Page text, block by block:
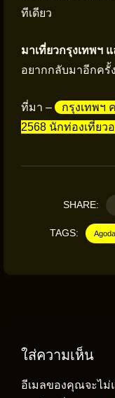
ทีเดียว
มาเที่ยวกรุงเทพฯ
อยากกลับมาอีกครั้
ที่มา –
กรุงเทพฯ
2568 นักท่องเที่ย
SHARE:
TAGS: Agoda
ใส่ความเห็น
อีเมลของคุณจะไม่